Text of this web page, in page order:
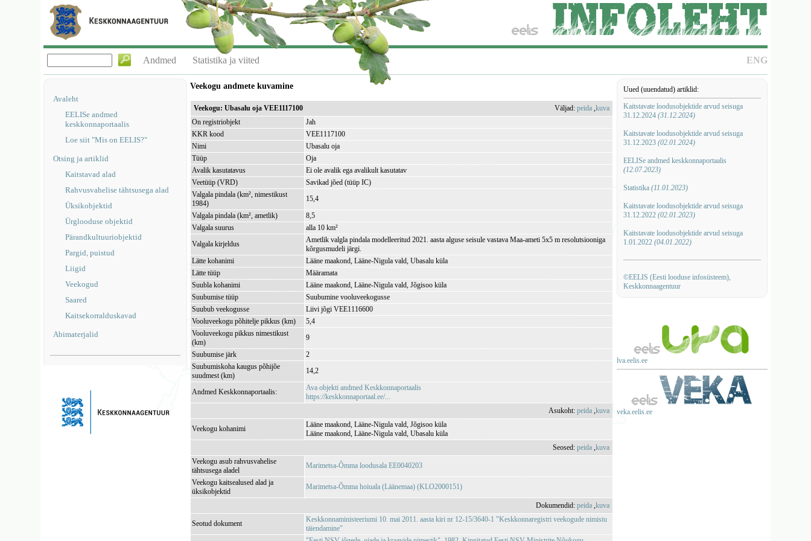
ENG
Andmed Statistika ja viited
Avaleht
EELISe andmed
keskkonnaportaalis
Loe siit "Mis on EELIS?"
Otsing ja artiklid
Kaitstavad alad
Rahvusvahelise tähtsusega alad
Üksikobjektid
Ürglooduse objektid
Pärandkultuuriobjektid
Pargid, puistud
Liigid
Veekogud
Saared
Kaitsekorralduskavad
Abimaterjalid
Uued (uuendatud) artiklid:
Kaitstavate loodusobjektide arvud seisuga
31.12.2024 (31.12.2024)
Kaitstavate loodusobjektide arvud seisuga
31.12.2023 (02.01.2024)
EELISe andmed keskkonnaportaalis
(12.07.2023)
Statistika (11.01.2023)
Kaitstavate loodusobjektide arvud seisuga
31.12.2022 (02.01.2023)
Kaitstavate loodusobjektide arvud seisuga
1.01.2022 (04.01.2022)
©EELIS (Eesti looduse infosüsteem),
Keskkonnaagentuur
lva.eelis.ee
veka.eelis.ee
Veekogu andmete kuvamine
Veekogu: Ubasalu oja VEE1117100 Väljad:peida ,kuva
On registriobjekt
Jah
KKR kood
VEE1117100
Nimi
Ubasalu oja
Tüüp
Oja
Avalik kasutatavus
Ei ole avalik ega avalikult kasutatav
Veetüüp (VRD)
Savikad jõed (tüüp IC)
Valgala pindala (km², nimestikust
1984)
15,4
Valgala pindala (km², ametlik)
8,5
Valgala suurus
alla 10 km²
Valgala kirjeldus
Ametlik valgla pindala modelleeritud 2021. aasta alguse seisule vastava Maa-ameti 5x5 m resolutsiooniga
kõrgusmudeli järgi.
Lätte kohanimi
Lääne maakond, Lääne-Nigula vald, Ubasalu küla
Lätte tüüp
Määramata
Suubla kohanimi
Lääne maakond, Lääne-Nigula vald, Jõgisoo küla
Suubumise tüüp
Suubumine vooluveekogusse
Suubub veekogusse
Liivi jõgi VEE1116600
Vooluveekogu põhitelje pikkus (km)
5,4
Vooluveekogu pikkus nimestikust
(km)
9
Suubumise järk
2
Suubumiskoha kaugus põhijõe
suudmest (km)
14,2
Andmed Keskkonnaportaalis:
Ava objekti andmed Keskkonnaportaalis
https://keskkonnaportaal.ee/...
Asukoht:peida ,kuva
Veekogu kohanimi
Lääne maakond, Lääne-Nigula vald, Jõgisoo küla
Lääne maakond, Lääne-Nigula vald, Ubasalu küla
Seosed:peida ,kuva
Veekogu asub rahvusvahelise
tähtsusega aladel
Marimetsa-Õmma loodusala EE0040203
Veekogu kaitsealused alad ja
üksikobjektid
Marimetsa-Õmma hoiuala (Läänemaa) (KLO2000151)
Dokumendid:peida ,kuva
Seotud dokument
Keskkonnaministeeriumi 10. mai 2011. aasta kiri nr 12-15/3640-1 "Keskkonnaregistri veekogude nimistu
täiendamine"